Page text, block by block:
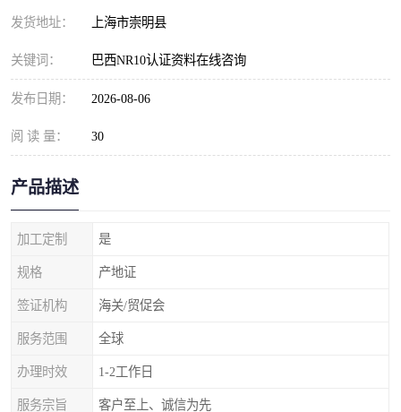
发货地址： 上海市崇明县
关键词： 巴西NR10认证资料在线咨询
发布日期： 2026-08-06
阅 读 量： 30
产品描述
加工定制 是
规格 产地证
签证机构 海关/贸促会
服务范围 全球
办理时效 1-2工作日
服务宗旨 客户至上、诚信为先